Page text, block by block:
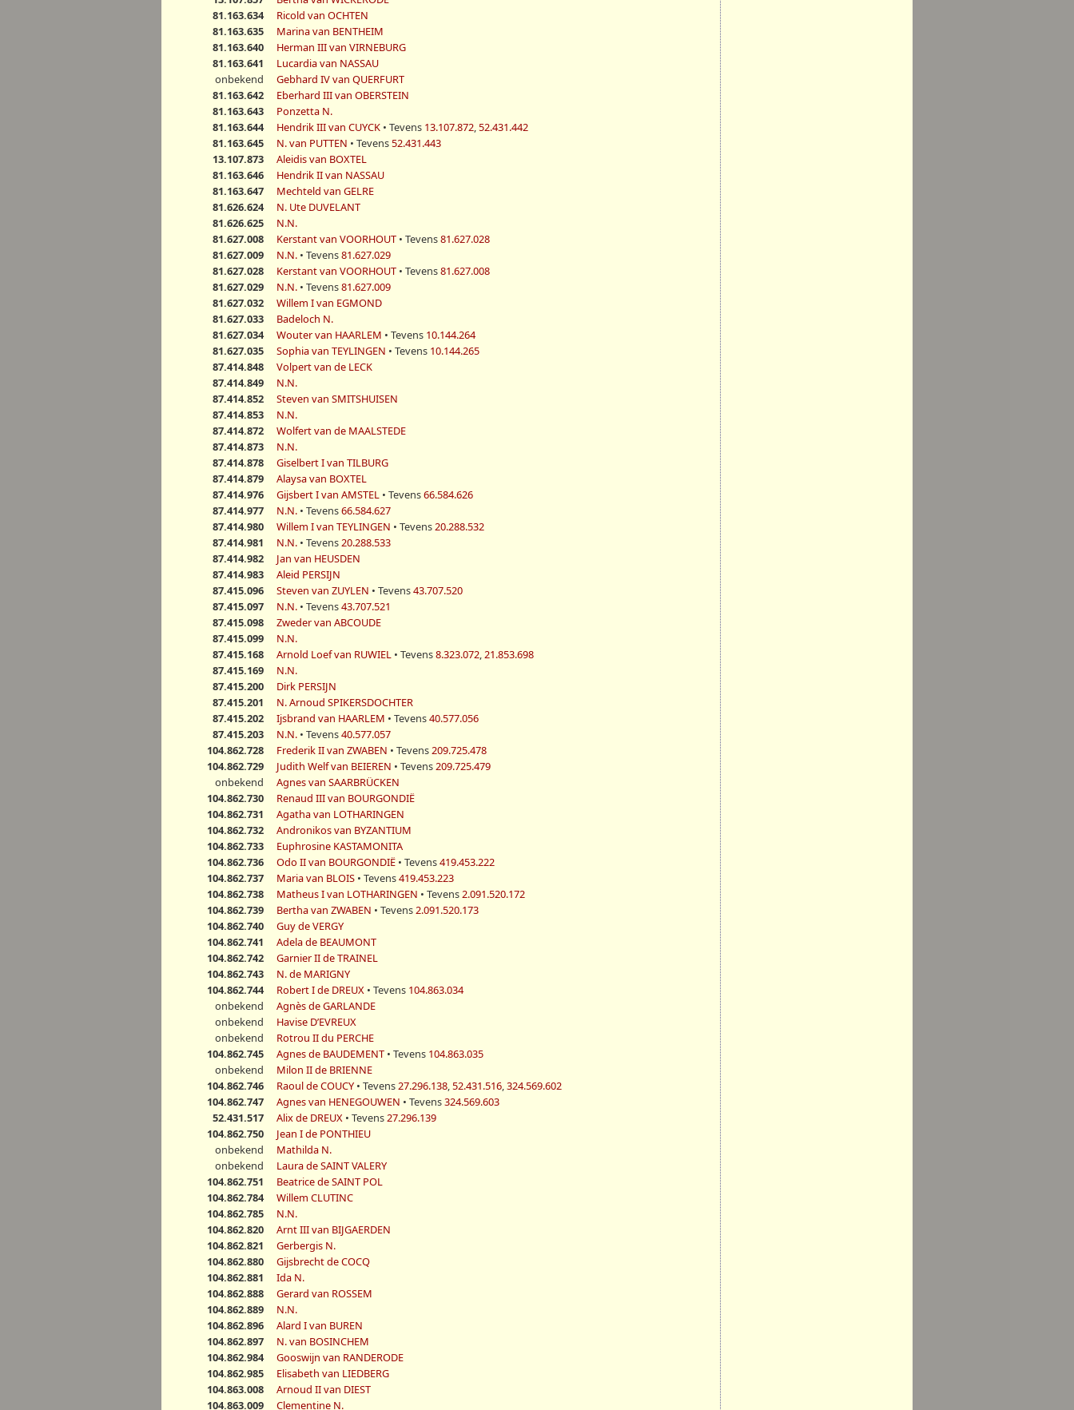
81.163.634
Ricold van OCHTEN
81.163.635
Marina van BENTHEIM
81.163.640
Herman III van VIRNEBURG
81.163.641
Lucardia van NASSAU
onbekend
Gebhard IV van QUERFURT
81.163.642
Eberhard III van OBERSTEIN
81.163.643
Ponzetta N.
81.163.644
Hendrik III van CUYCK • Tevens 13.107.872,52.431.442
81.163.645
N. van PUTTEN • Tevens52.431.443
13.107.873
Aleidis van BOXTEL
81.163.646
Hendrik II van NASSAU
81.163.647
Mechteld van GELRE
81.626.624
N. Ute DUVELANT
81.626.625
N.N.
81.627.008
Kerstant van VOORHOUT • Tevens81.627.028
81.627.009
N.N. • Tevens81.627.029
81.627.028
Kerstant van VOORHOUT • Tevens81.627.008
81.627.029
N.N. • Tevens81.627.009
81.627.032
Willem I van EGMOND
81.627.033
Badeloch N.
81.627.034
Wouter van HAARLEM • Tevens 10.144.264
81.627.035
Sophia van TEYLINGEN • Tevens 10.144.265
87.414.848
Volpert van de LECK
87.414.849
N.N.
87.414.852
Steven van SMITSHUISEN
87.414.853
N.N.
87.414.872
Wolfert van de MAALSTEDE
87.414.873
N.N.
87.414.878
Giselbert I van TILBURG
87.414.879
Alaysa van BOXTEL
87.414.976
Gijsbert I van AMSTEL • Tevens66.584.626
87.414.977
N.N. • Tevens66.584.627
87.414.980
Willem I van TEYLINGEN • Tevens20.288.532
87.414.981
N.N. • Tevens20.288.533
87.414.982
Jan van HEUSDEN
87.414.983
Aleid PERSIJN
87.415.096
Steven van ZUYLEN • Tevens43.707.520
87.415.097
N.N. • Tevens43.707.521
87.415.098
Zweder van ABCOUDE
87.415.099
N.N.
87.415.168
Arnold Loef van RUWIEL • Tevens8.323.072,21.853.698
87.415.169
N.N.
87.415.200
Dirk PERSIJN
87.415.201
N. Arnoud SPIKERSDOCHTER
87.415.202
Ijsbrand van HAARLEM • Tevens40.577.056
87.415.203
N.N. • Tevens40.577.057
104.862.728
Frederik II van ZWABEN • Tevens209.725.478
104.862.729
Judith Welf van BEIEREN • Tevens209.725.479
onbekend
Agnes van SAARBRÜCKEN
104.862.730
Renaud III van BOURGONDIË
104.862.731
Agatha van LOTHARINGEN
104.862.732
Andronikos van BYZANTIUM
104.862.733
Euphrosine KASTAMONITA
104.862.736
Odo II van BOURGONDIË • Tevens419.453.222
104.862.737
Maria van BLOIS • Tevens419.453.223
104.862.738
Matheus I van LOTHARINGEN • Tevens2.091.520.172
104.862.739
Bertha van ZWABEN • Tevens2.091.520.173
104.862.740
Guy de VERGY
104.862.741
Adela de BEAUMONT
104.862.742
Garnier II de TRAINEL
104.862.743
N. de MARIGNY
104.862.744
Robert I de DREUX • Tevens 104.863.034
onbekend
Agnès de GARLANDE
onbekend
Havise D’EVREUX
onbekend
Rotrou II du PERCHE
104.862.745
Agnes de BAUDEMENT • Tevens 104.863.035
onbekend
Milon II de BRIENNE
104.862.746
Raoul de COUCY • Tevens27.296.138,52.431.516,324.569.602
104.862.747
Agnes van HENEGOUWEN • Tevens324.569.603
52.431.517
Alix de DREUX • Tevens27.296.139
104.862.750
Jean I de PONTHIEU
onbekend
Mathilda N.
onbekend
Laura de SAINT VALERY
104.862.751
Beatrice de SAINT POL
104.862.784
Willem CLUTINC
104.862.785
N.N.
104.862.820
Arnt III van BIJGAERDEN
104.862.821
Gerbergis N.
104.862.880
Gijsbrecht de COCQ
104.862.881
Ida N.
104.862.888
Gerard van ROSSEM
104.862.889
N.N.
104.862.896
Alard I van BUREN
104.862.897
N. van BOSINCHEM
104.862.984
Gooswijn van RANDERODE
104.862.985
Elisabeth van LIEDBERG
104.863.008
Arnoud II van DIEST
104.863.009
Clementine N.